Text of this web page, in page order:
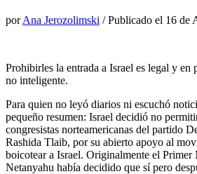
porAna Jerozolimski / Publicado el 16 de
Prohibirles la entrada a Israel es legal y en
no inteligente.
Para quien no leyó diarios ni escuchó
pequeño resumen: Israel decidió no
congresistas norteamericanas del partido
Rashida Tlaib, por su abierto apoyo al
boicotear a Israel. Originalmente el
Netanyahu había decidido que sí pero